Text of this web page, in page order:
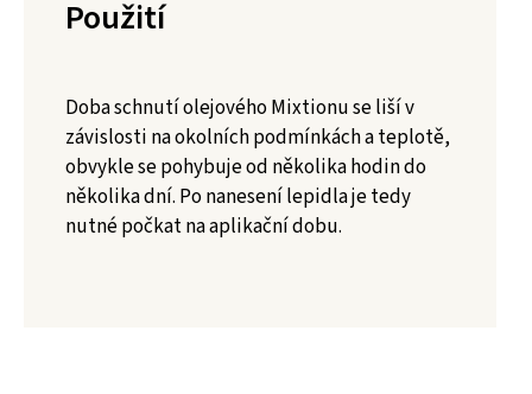
Použití
Doba schnutí olejového Mixtionu se liší v
závislosti na okolních podmínkách a teplotě,
obvykle se pohybuje od několika hodin do
několika dní. Po nanesení lepidla je tedy
nutné počkat na aplikační dobu.